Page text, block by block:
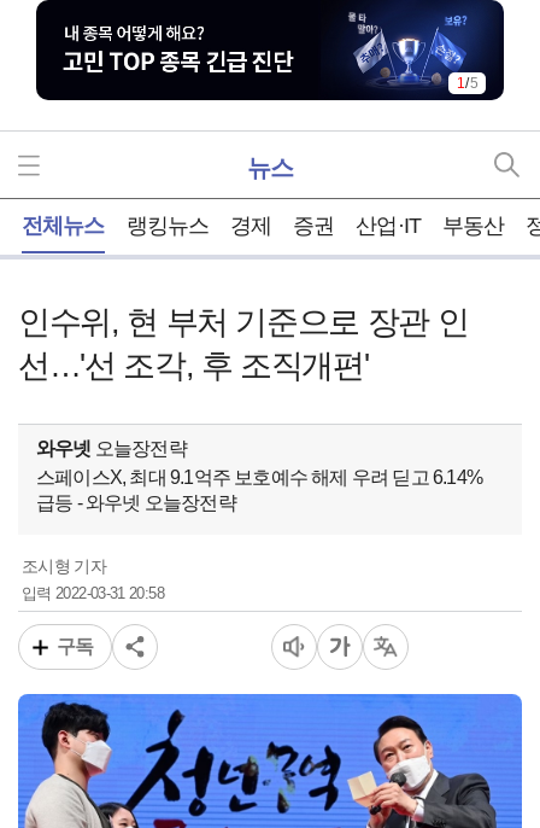
2/5
뉴스
전체뉴스 랭킹뉴스 경제 증권 산업·IT 부동산
인수위, 현 부처 기준으로 장관 인
선…'선 조각, 후 조직개편'
와우넷 오늘장전략
스페이스X, 최대 9.1억주 보호예수 해제 우려 딛고 6.14%
급등 - 와우넷 오늘장전략
조시형 기자
입력2022-03-31 20:58
구독